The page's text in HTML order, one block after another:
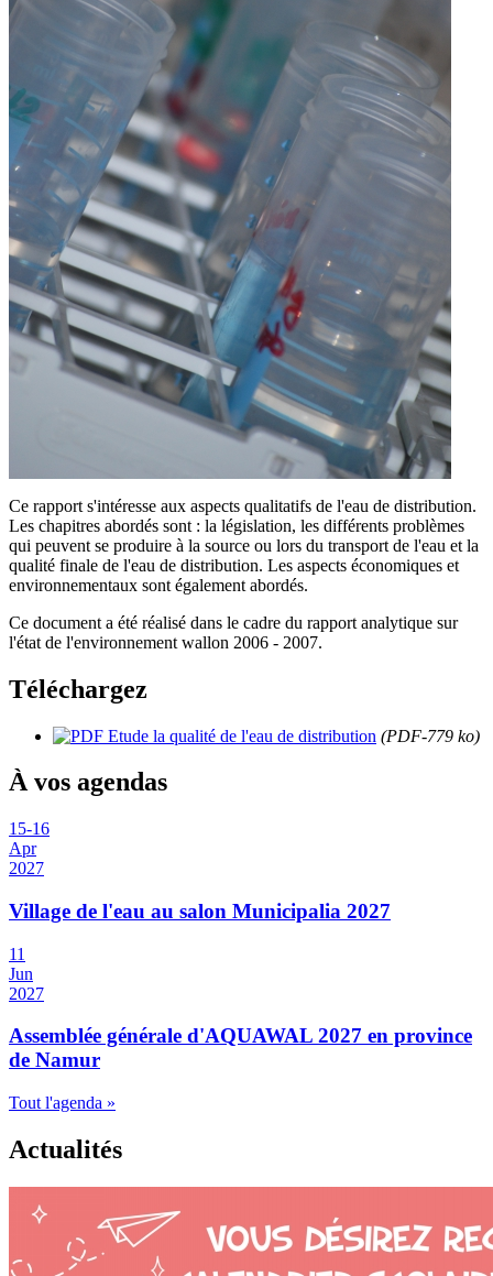
Ce rapport s'intéresse aux aspects qualitatifs de l'eau de distribution.
Les chapitres abordés sont : la législation, les différents problèmes
qui peuvent se produire à la source ou lors du transport de l'eau et la
qualité finale de l'eau de distribution. Les aspects économiques et
environnementaux sont également abordés.
Ce document a été réalisé dans le cadre du rapport analytique sur
l'état de l'environnement wallon 2006 - 2007.
Téléchargez
Etude la qualité de l'eau de distribution (PDF-779 ko)
À vos agendas
15-16
Apr
2027
Village de l'eau au salon Municipalia 2027
11
Jun
2027
Assemblée générale d'AQUAWAL 2027 en province
de Namur
Tout l'agenda »
Actualités